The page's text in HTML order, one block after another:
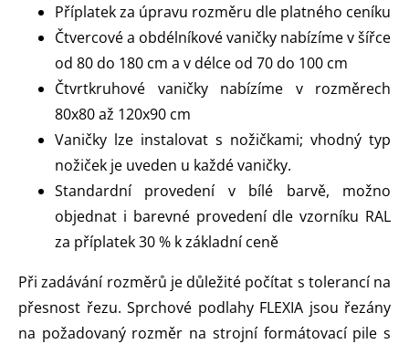
Příplatek za úpravu rozměru dle platného ceníku
Čtvercové a obdélníkové vaničky nabízíme v šířce
od 80 do 180 cm a v délce od 70 do 100 cm
Čtvrtkruhové vaničky nabízíme v rozměrech
80x80 až 120x90 cm
Vaničky lze instalovat s nožičkami; vhodný typ
nožiček je uveden u každé vaničky.
Standardní provedení v bílé barvě, možno
objednat i barevné provedení dle vzorníku RAL
za příplatek 30 % k základní ceně
Při zadávání rozměrů je důležité počítat s tolerancí na
přesnost řezu. Sprchové podlahy FLEXIA jsou řezány
na požadovaný rozměr na strojní formátovací pile s